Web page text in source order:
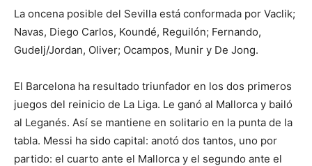
La oncena posible del Sevilla está conformada por Vaclik;
Navas, Diego Carlos, Koundé, Reguilón; Fernando,
Gudelj/Jordan, Oliver; Ocampos, Munir y De Jong.
El Barcelona ha resultado triunfador en los dos primeros
juegos del reinicio de La Liga. Le ganó al Mallorca y bailó
al Leganés. Así se mantiene en solitario en la punta de la
tabla. Messi ha sido capital: anotó dos tantos, uno por
partido: el cuarto ante el Mallorca y el segundo ante el